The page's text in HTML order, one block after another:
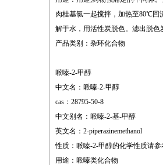
肉桂基氯一起搅拌，加热至80℃回
解于水，用活性炭脱色。滤出脱色
产品类别：杂环化合物
哌嗪-2-甲醇
中文名：哌嗪-2-甲醇
cas：28795-50-8
中文别名：哌嗪-2-基-甲醇
英文名：2-piperazinemethanol
性质：哌嗪-2-甲醇的化学性质请
用途：哌嗪类化合物